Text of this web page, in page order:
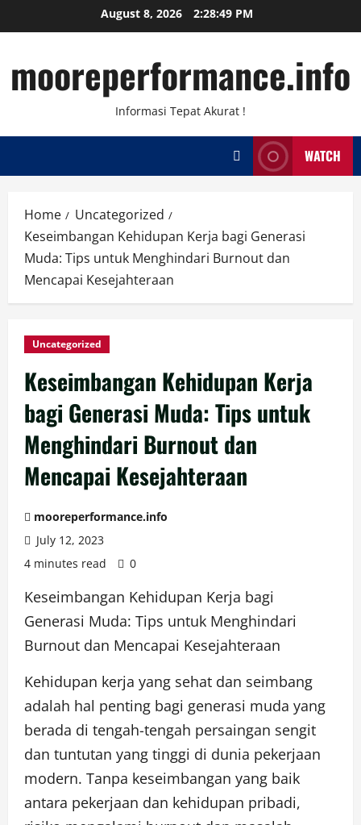
to
August 8, 2026 2:28:49 PM
mooreperformance.info
Informasi Tepat Akurat !
WATCH
Home
Uncategorized
Keseimbangan Kehidupan Kerja bagi Generasi
Muda: Tips untuk Menghindari Burnout dan
Mencapai Kesejahteraan
Uncategorized
Keseimbangan Kehidupan Kerja
bagi Generasi Muda: Tips untuk
Menghindari Burnout dan
Mencapai Kesejahteraan
mooreperformance.info
July 12, 2023
4 minutes read
0
Keseimbangan Kehidupan Kerja bagi
Generasi Muda: Tips untuk Menghindari
Burnout dan Mencapai Kesejahteraan
Kehidupan kerja yang sehat dan seimbang
adalah hal penting bagi generasi muda yang
berada di tengah-tengah persaingan sengit
dan tuntutan yang tinggi di dunia pekerjaan
modern. Tanpa keseimbangan yang baik
antara pekerjaan dan kehidupan pribadi,